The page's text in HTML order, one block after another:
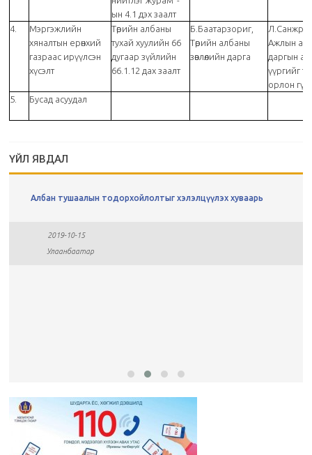
ын 4.1 дэх заалт
4.
Мэргэжлийн
хяналтын ерөнхий
газраас ирүүлсэн
хүсэлт
Төрийн албаны
тухай хуулийн 66
дугаар зүйлийн
66.1.12 дах заалт
Б.Баатарзориг,
Төрийн албаны
зөвлөлийн дарга
Ажлын
даргын
үүргийг
орлон
5.
Бусад асуудал
ҮЙЛ ЯВДАЛ
Албан тушаалын тодорхойлолтыг хэлэлцүүлэх хуваарь
2019-10-15
Улаанбаатар